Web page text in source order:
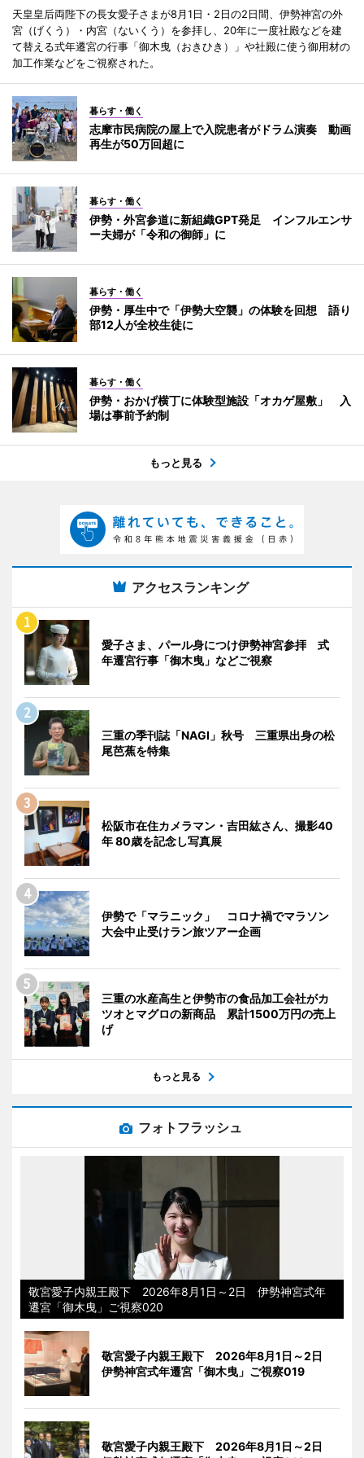
天皇皇后両陛下の長女愛子さまが8月1日・2日の2日間、伊勢神宮の外
宮（げくう）・内宮（ないくう）を参拝し、20年に一度社殿などを建
て替える式年遷宮の行事「御木曳（おきひき）」や社殿に使う御用材の
加工作業などをご視察された。
暮らす・働く
志摩市民病院の屋上で入院患者がドラム演奏 動画
再生が50万回超に
暮らす・働く
伊勢・外宮参道に新組織GPT発足 インフルエンサ
ー夫婦が「令和の御師」に
暮らす・働く
伊勢・厚生中で「伊勢大空襲」の体験を回想 語り
部12人が全校生徒に
暮らす・働く
伊勢・おかげ横丁に体験型施設「オカゲ屋敷」 入
場は事前予約制
もっと見る
アクセスランキング
愛子さま、パール身につけ伊勢神宮参拝 式
年遷宮行事「御木曳」などご視察
三重の季刊誌「NAGI」秋号 三重県出身の松
尾芭蕉を特集
松阪市在住カメラマン・吉田紘さん、撮影40
年 80歳を記念し写真展
伊勢で「マラニック」 コロナ禍でマラソン
大会中止受けラン旅ツアー企画
三重の水産高生と伊勢市の食品加工会社がカ
ツオとマグロの新商品 累計1500万円の売上
げ
もっと見る
フォトフラッシュ
敬宮愛子内親王殿下 2026年8月1日～2日 伊勢神宮式年
遷宮「御木曳」ご視察020
敬宮愛子内親王殿下 2026年8月1日～2日
伊勢神宮式年遷宮「御木曳」ご視察019
敬宮愛子内親王殿下 2026年8月1日～2日